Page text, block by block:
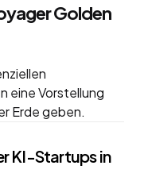
Golden
eine Vorstellung
Erde geben.
KI-Startups in